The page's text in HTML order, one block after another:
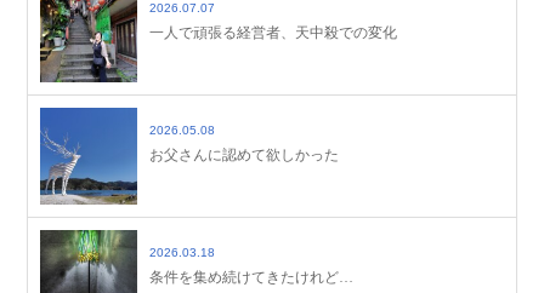
2026.07.07
一人で頑張る経営者、天中殺での変化
2026.05.08
お父さんに認めて欲しかった
2026.03.18
条件を集め続けてきたけれど…